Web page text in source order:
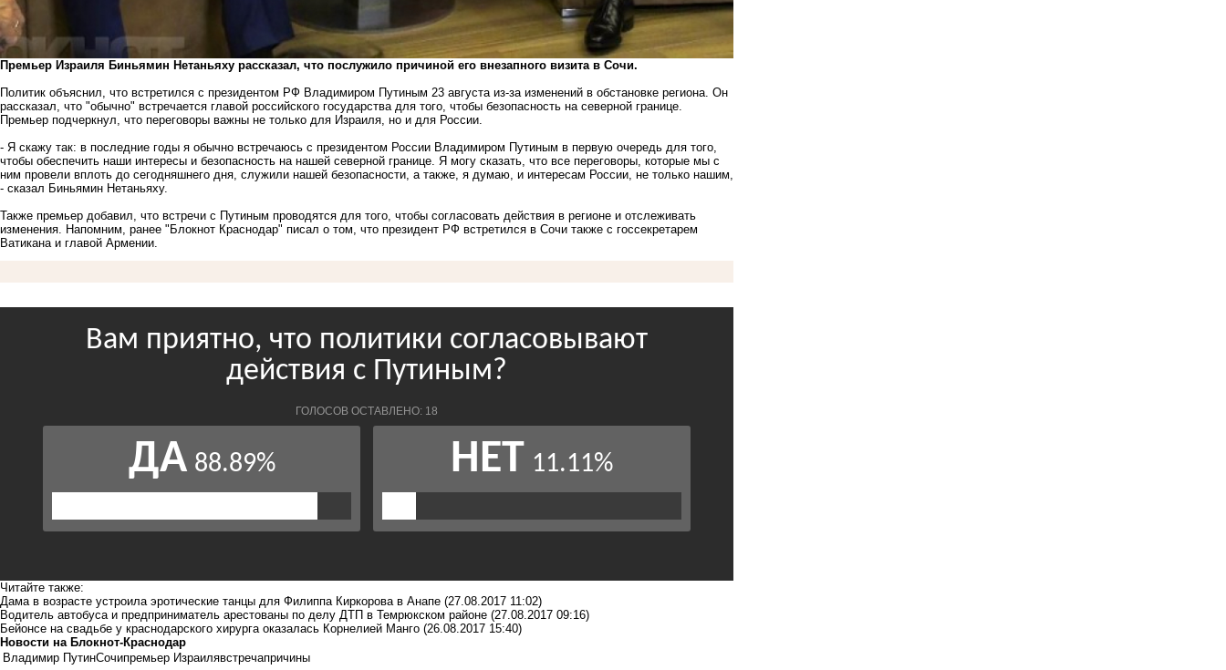
Премьер Израиля Биньямин Нетаньяху рассказал, что послужило причиной его внезапного визита в Сочи.
Политик объяснил, что встретился с президентом РФ Владимиром Путиным 23 августа из-за изменений в обстановке региона. Он
рассказал, что "обычно" встречается главой российского государства для того, чтобы безопасность на северной границе.
Премьер подчеркнул, что переговоры важны не только для Израиля, но и для России.
- Я скажу так: в последние годы я обычно встречаюсь с президентом России Владимиром Путиным в первую очередь для того,
чтобы обеспечить наши интересы и безопасность на нашей северной границе. Я могу сказать, что все переговоры, которые мы с
ним провели вплоть до сегодняшнего дня, служили нашей безопасности, а также, я думаю, и интересам России, не только нашим,
- сказал Биньямин Нетаньяху.
Также премьер добавил, что встречи с Путиным проводятся для того, чтобы согласовать действия в регионе и отслеживать
изменения. Напомним, ранее "Блокнот Краснодар" писал о том, что президент РФ встретился в Сочи также с госсекретарем
Ватикана и главой Армении.
Читайте также:
Дама в возрасте устроила эротические танцы для Филиппа Киркорова в Анапе (27.08.2017 11:02)
Водитель автобуса и предприниматель арестованы по делу ДТП в Темрюкском районе (27.08.2017 09:16)
Бейонсе на свадьбе у краснодарского хирурга оказалась Корнелией Манго (26.08.2017 15:40)
Новости на Блoкнoт-Краснодар
Владимир ПутинСочипремьер Израилявстречапричины